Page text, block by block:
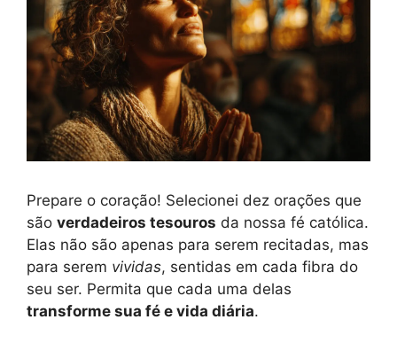
Prepare o coração! Selecionei dez orações que
são verdadeiros tesouros da nossa fé católica.
Elas não são apenas para serem recitadas, mas
para serem vividas, sentidas em cada fibra do
seu ser. Permita que cada uma delas
transforme sua fé e vida diária.